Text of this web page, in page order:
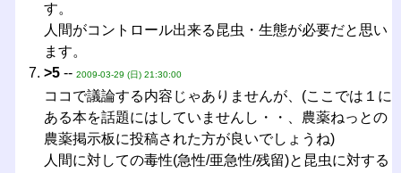
す。
人間がコントロール出来る昆虫・生態が必要だと思い
ます。
>5-- 2009-03-29 (日) 21:30:00
ココで議論する内容じゃありませんが、(ここでは１に
ある本を話題にはしていませんし・・、農薬ねっとの
農薬掲示板に投稿された方が良いでしょうね)
人間に対しての毒性(急性/亜急性/残留)と昆虫に対する